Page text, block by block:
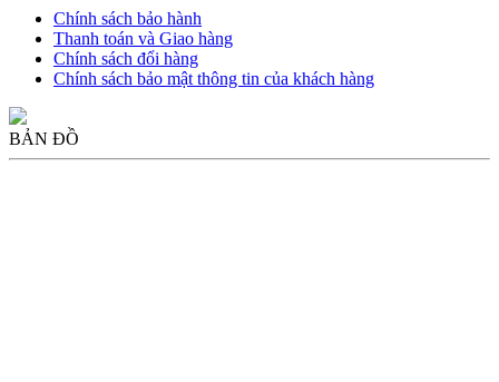
Chính sách bảo hành
Thanh toán và Giao hàng
Chính sách đổi hàng
Chính sách bảo mật thông tin của khách hàng
BẢN ĐỒ